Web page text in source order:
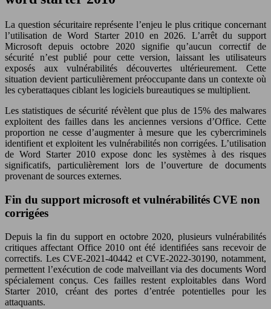
La question sécuritaire représente l’enjeu le plus critique concernant
l’utilisation de Word Starter 2010 en 2026. L’arrêt du support
Microsoft depuis octobre 2020 signifie qu’aucun correctif de
sécurité n’est publié pour cette version, laissant les utilisateurs
exposés aux vulnérabilités découvertes ultérieurement. Cette
situation devient particulièrement préoccupante dans un contexte où
les cyberattaques ciblant les logiciels bureautiques se multiplient.
Les statistiques de sécurité révèlent que plus de 15% des malwares
exploitent des failles dans les anciennes versions d’Office. Cette
proportion ne cesse d’augmenter à mesure que les cybercriminels
identifient et exploitent les vulnérabilités non corrigées. L’utilisation
de Word Starter 2010 expose donc les systèmes à des risques
significatifs, particulièrement lors de l’ouverture de documents
provenant de sources externes.
Fin du support microsoft et vulnérabilités CVE non
corrigées
Depuis la fin du support en octobre 2020, plusieurs vulnérabilités
critiques affectant Office 2010 ont été identifiées sans recevoir de
correctifs. Les CVE-2021-40442 et CVE-2022-30190, notamment,
permettent l’exécution de code malveillant via des documents Word
spécialement conçus. Ces failles restent exploitables dans Word
Starter 2010, créant des portes d’entrée potentielles pour les
attaquants.